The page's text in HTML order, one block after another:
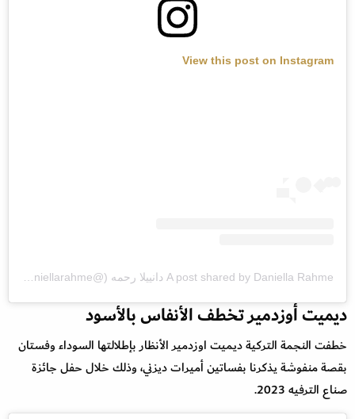
View this post on Instagram
A post shared by Daniella Rahme دانييلا رحمه (@daniellarahme)
ديميت أوزدمير تخطف الأنفاس بالأسود
خطفت النجمة التركية ديميت اوزدمير الأنظار بإطلالتها السوداء وفستان
بقصة منفوشة يذكرنا بفساتين أميرات ديزني، وذلك خلال حفل جائزة
صناع الترفيه 2023.